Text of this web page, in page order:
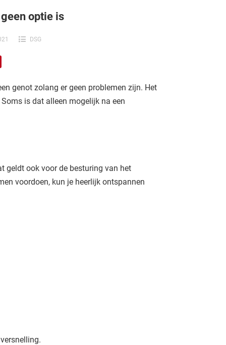
optie is
DSG
genot zolang er geen problemen zijn. Het
is dat alleen mogelijk na een
geldt ook voor de besturing van het
voordoen, kun je heerlijk ontspannen